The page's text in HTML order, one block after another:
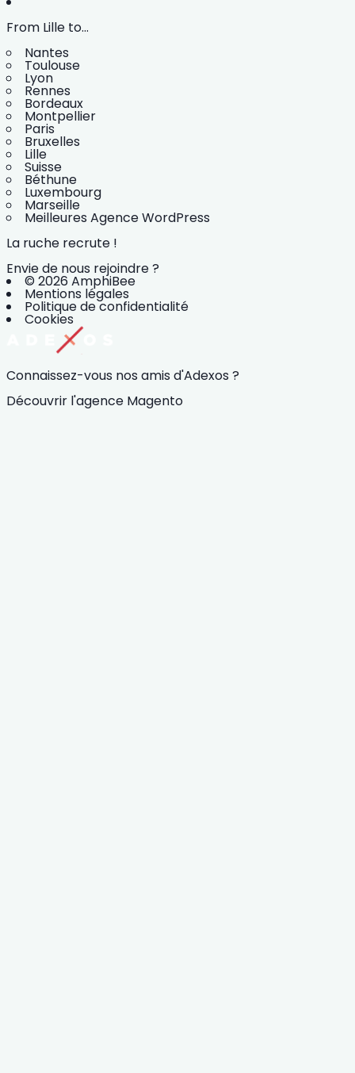
From Lille to...
Nantes
Toulouse
Lyon
Rennes
Bordeaux
Montpellier
Paris
Bruxelles
Lille
Suisse
Béthune
Luxembourg
Marseille
Meilleures Agence WordPress
La ruche recrute !
Envie de nous rejoindre ?
© 2026 AmphiBee
Mentions légales
Politique de confidentialité
Cookies
Connaissez-vous nos amis d'Adexos ?
Découvrir l'agence Magento